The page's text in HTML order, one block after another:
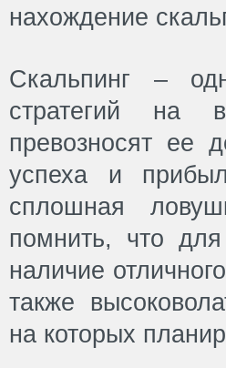
нахождение
Скальпинг –
стратегий на
превозносят ее
успеха и
сплошная
помнить, что
наличие
также
на которых